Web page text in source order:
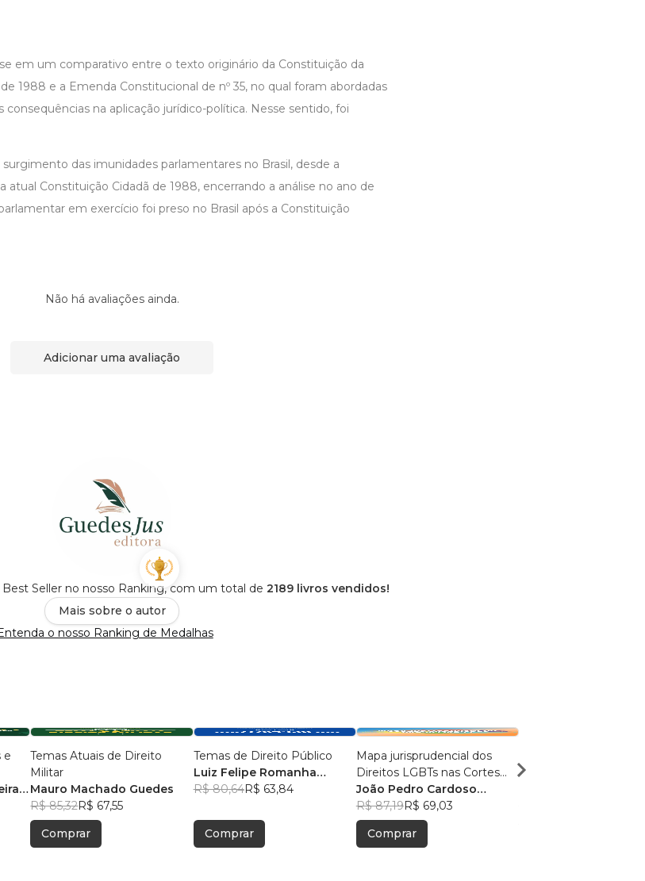
em um comparativo entre o texto originário da Constituição da
1988 e a Emenda Constitucional de nº 35, no qual foram abordadas
consequências na aplicação jurídico-política. Nesse sentido, foi
das imunidades parlamentares no Brasil, desde a
atual Constituição Cidadã de 1988, encerrando a análise no ano de
em exercício foi preso no Brasil após a Constituição
Não há avaliações ainda.
Adicionar uma avaliação
Best Seller no nosso Ranking, com um total de 2189 livros vendidos!
Mais sobre o autor
Entenda o nosso Ranking de Medalhas
e
Temas Atuais de Direito
Militar
Mauro Machado Guedes
R$ 85,32R$ 67,55
Comprar
Temas de Direito Público
Luiz Felipe Romanha
Matteoli
R$ 80,64R$ 63,84
Comprar
Mapa jurisprudencial dos
Direitos LGBTs nas Cortes
Superiores brasileiras e
estadunidenses
João Pedro Cardoso
Saraiva
R$ 87,19R$ 69,03
Comprar
Privado